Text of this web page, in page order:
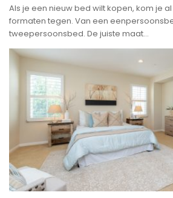
Als je een nieuw bed wilt kopen, kom je
formaten tegen. Van een
tweepersoonsbed. De juiste maat…